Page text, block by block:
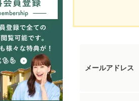
メールアドレス